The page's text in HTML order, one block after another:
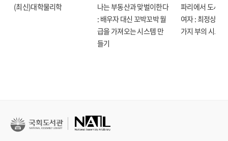
(최신)대학물리학
나는 부동산과 맞벌이한다
: 배우자 대신 꼬박꼬박 월
급을 가져오는 시스템 만
들기
파리에서 도시락
여자 : 최정상으
가지 부의 시크릿